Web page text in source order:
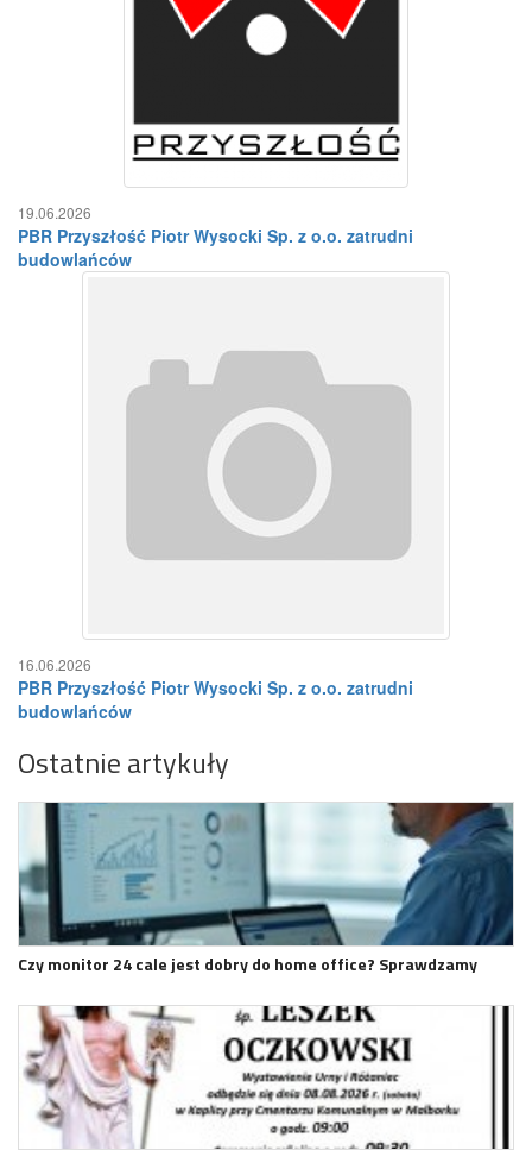
19.06.2026
PBR Przyszłość Piotr Wysocki Sp. z o.o. zatrudni
budowlańców
16.06.2026
PBR Przyszłość Piotr Wysocki Sp. z o.o. zatrudni
budowlańców
Ostatnie artykuły
Czy monitor 24 cale jest dobry do home office? Sprawdzamy